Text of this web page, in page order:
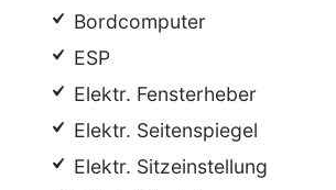
Bordcomputer
ESP
Elektr. Fensterheber
Elektr. Seitenspiegel
Elektr. Sitzeinstellung